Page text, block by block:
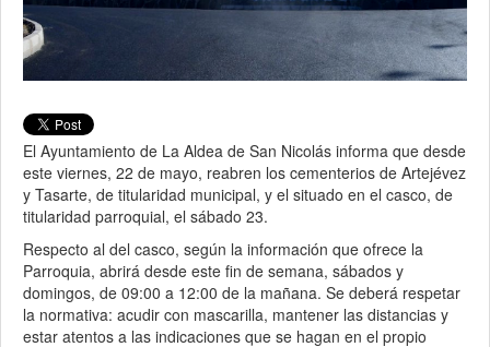
El Ayuntamiento de La Aldea de San Nicolás informa que desde
este viernes, 22 de mayo, reabren los cementerios de Artejévez
y Tasarte, de titularidad municipal, y el situado en el casco, de
titularidad parroquial, el sábado 23.
Respecto al del casco, según la información que ofrece la
Parroquia, abrirá desde este fin de semana, sábados y
domingos, de 09:00 a 12:00 de la mañana. Se deberá respetar
la normativa: acudir con mascarilla, mantener las distancias y
estar atentos a las indicaciones que se hagan en el propio